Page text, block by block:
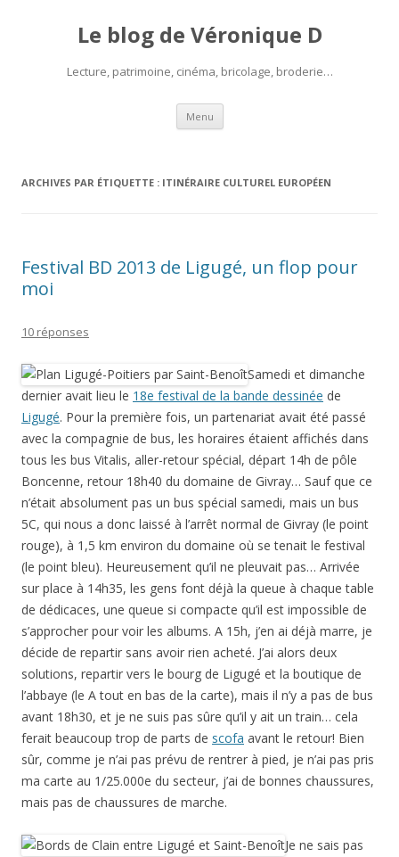
Le blog de Véronique D
Lecture, patrimoine, cinéma, bricolage, broderie…
Menu Aller
contenu
ARCHIVES PAR ÉTIQUETTE : ITINÉRAIRE CULTUREL EUROPÉEN
Festival BD 2013 de Ligugé, un flop pour
moi
10 réponses
Samedi et dimanche
dernier avait lieu le 18e festival de la bande dessinée de
Ligugé. Pour la première fois, un partenariat avait été passé
avec la compagnie de bus, les horaires étaient affichés dans
tous les bus Vitalis, aller-retour spécial, départ 14h de pôle
Boncenne, retour 18h40 du domaine de Givray… Sauf que ce
n’était absolument pas un bus spécial samedi, mais un bus
5C, qui nous a donc laissé à l’arrêt normal de Givray (le point
rouge), à 1,5 km environ du domaine où se tenait le festival
(le point bleu). Heureusement qu’il ne pleuvait pas… Arrivée
sur place à 14h35, les gens font déjà la queue à chaque table
de dédicaces, une queue si compacte qu’il est impossible de
s’approcher pour voir les albums. A 15h, j’en ai déjà marre, je
décide de repartir sans avoir rien acheté. J’ai alors deux
solutions, repartir vers le bourg de Ligugé et la boutique de
l’abbaye (le A tout en bas de la carte), mais il n’y a pas de bus
avant 18h30, et je ne suis pas sûre qu’il y ait un train… cela
ferait beaucoup trop de parts de scofa avant le retour! Bien
sûr, comme je n’ai pas prévu de rentrer à pied, je n’ai pas pris
ma carte au 1/25.000e du secteur, j’ai de bonnes chaussures,
mais pas de chaussures de marche.
Je ne sais pas